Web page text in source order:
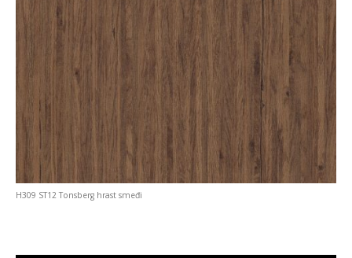
H309 ST12 Tonsberg hrast smeđi